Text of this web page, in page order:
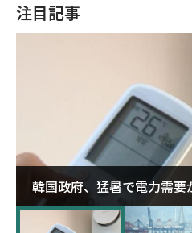
注目記事
韓国政府、猛暑で電力需
に需給対応体制を点検